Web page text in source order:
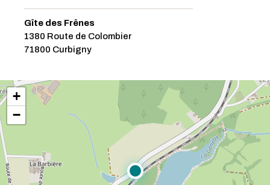
Gîte des Frênes
1380 Route de Colombier
71800 Curbigny
+
−